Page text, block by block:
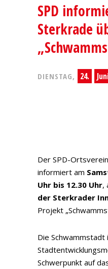
SPD
Sterkrade
DIENSTAG, 24.
Der SPD-
informiert am
Uhr bis 12.30 Uhr,
der Sterkrader
Projekt
Die
Schwerpunkt auf